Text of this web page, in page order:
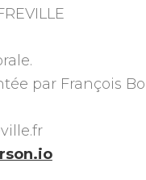
par François